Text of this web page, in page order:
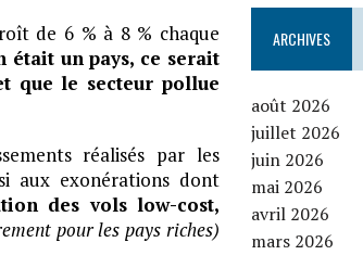
de 6 % à 8 % chaque
était un pays, ce serait
que le secteur pollue
réalisés par les
aux exonérations dont
des vols low-cost,
pour les pays riches)
ARCHIVES
août 2026
juillet 2026
juin 2026
mai 2026
avril 2026
mars 2026